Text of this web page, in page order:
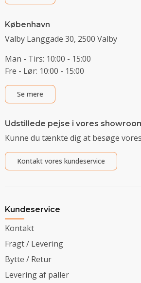
København
Valby Langgade 30, 2500 Valby
Man - Tirs: 10:00 - 15:00
Fre - Lør: 10:00 - 15:00
Se mere
Udstillede pejse i vores
Kunne du tænkte dig at besøge
Kontakt vores kundeservice
Kundeservice
Kontakt
Fragt / Levering
Bytte / Retur
Levering af paller